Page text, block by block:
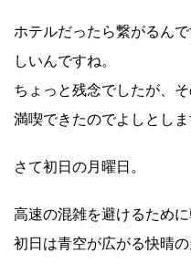
ホテルだったら繋がるん
しいんですね。
ちょっと残念でしたが、
満喫できたのでよしとしま
さて初日の月曜日。
高速の混雑を避けるために
初日は青空が広がる快晴